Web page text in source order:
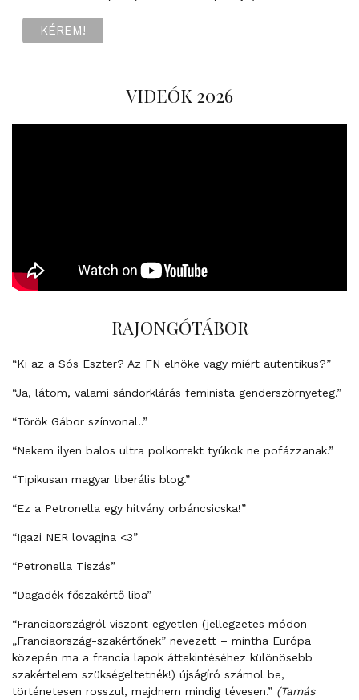
VIDEÓK 2026
RAJONGÓTÁBOR
“Ki az a Sós Eszter? Az FN elnöke vagy miért autentikus?”
“Ja, látom, valami sándorklárás feminista genderszörnyeteg.”
“Török Gábor színvonal..”
“Nekem ilyen balos ultra polkorrekt tyúkok ne pofázzanak.”
“Tipikusan magyar liberális blog.”
“Ez a Petronella egy hitvány orbáncsicska!”
“Igazi NER lovagina <3”
“Petronella Tiszás”
“Dagadék főszakértő liba”
“Franciaországról viszont egyetlen (jellegzetes módon
„Franciaország-szakértőnek” nevezett – mintha Európa
közepén ma a francia lapok áttekintéséhez különösebb
szakértelem szükségeltetnék!) újságíró számol be,
történetesen rosszul, majdnem mindig tévesen.” (Tamás